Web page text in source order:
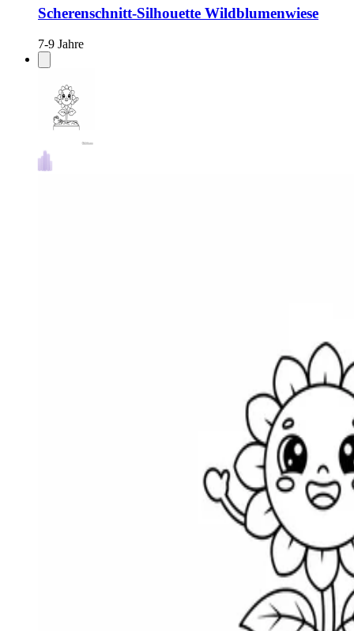
Scherenschnitt-Silhouette Wildblumenwiese
7-9 Jahre